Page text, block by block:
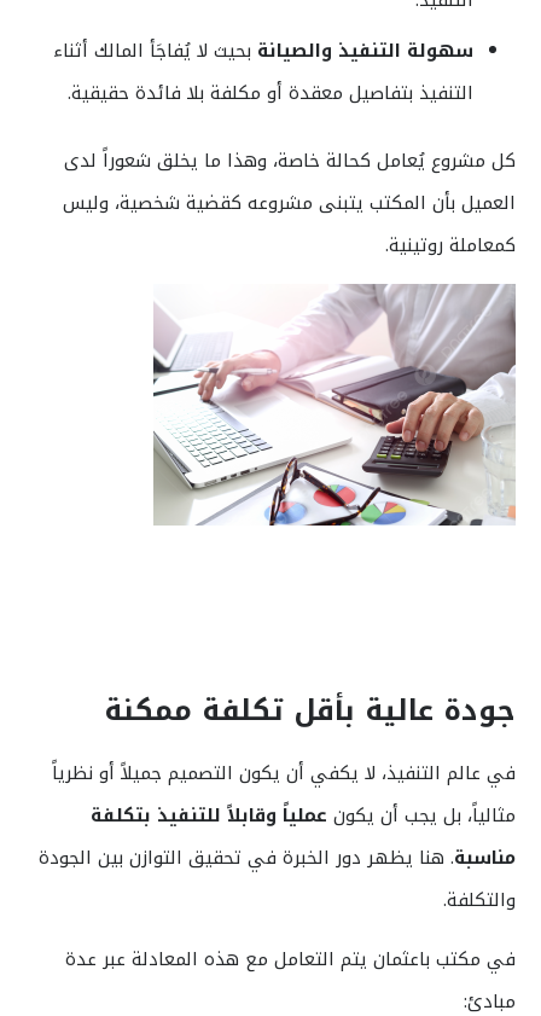
سهولة التنفيذ والصيانة بحيث لا يُفاجَأ المالك أثناء
التنفيذ بتفاصيل معقدة أو مكلفة بلا فائدة حقيقية.
كل مشروع يُعامل كحالة خاصة، وهذا ما يخلق شعوراً لدى
العميل بأن المكتب يتبنى مشروعه كقضية شخصية، وليس
كمعاملة روتينية.
جودة عالية بأقل تكلفة ممكنة
في عالم التنفيذ، لا يكفي أن يكون التصميم جميلاً أو نظرياً
مثالياً، بل يجب أن يكون عملياً وقابلاً للتنفيذ بتكلفة
مناسبة. هنا يظهر دور الخبرة في تحقيق التوازن بين الجودة
والتكلفة.
في مكتب باعثمان يتم التعامل مع هذه المعادلة عبر عدة
مبادئ: